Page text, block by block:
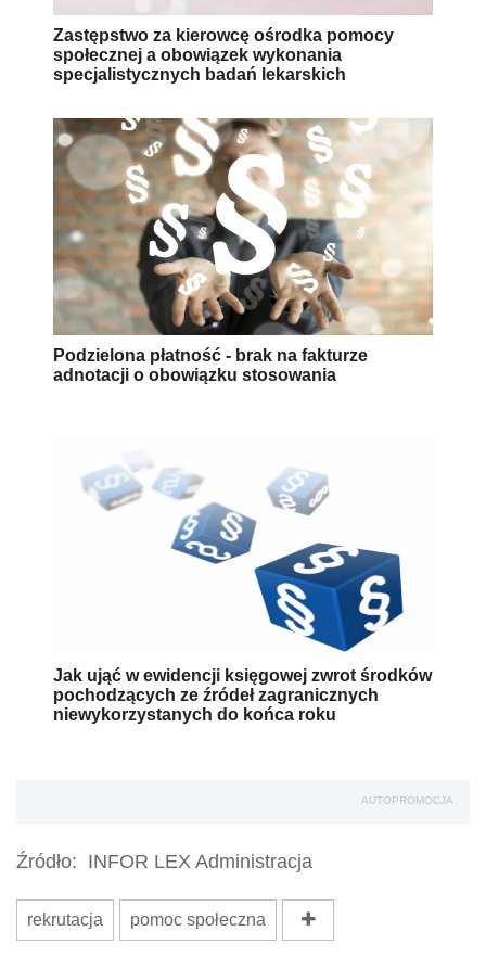
Zastępstwo za kierowcę ośrodka pomocy
społecznej a obowiązek wykonania
specjalistycznych badań lekarskich
Podzielona płatność - brak na fakturze
adnotacji o obowiązku stosowania
Jak ująć w ewidencji księgowej zwrot środków
pochodzących ze źródeł zagranicznych
niewykorzystanych do końca roku
AUTOPROMOCJA
Źródło: INFOR LEX Administracja
rekrutacja pomoc społeczna